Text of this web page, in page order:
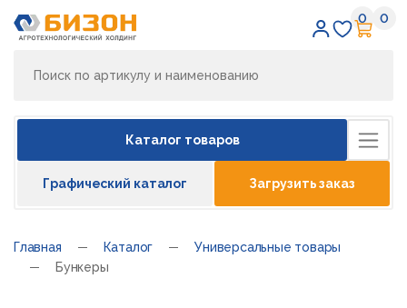
0 0
Каталог товаров
Графический каталог Загрузить заказ
Главная Каталог
Универсальные товары
Бункеры